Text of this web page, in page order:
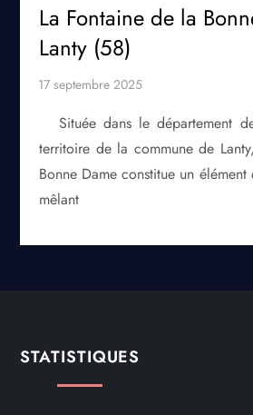
La Fontaine de la
Lanty (58)
Située dans le département
territoire de la commune de
Bonne Dame constitue un
mêlant
STATISTIQUES